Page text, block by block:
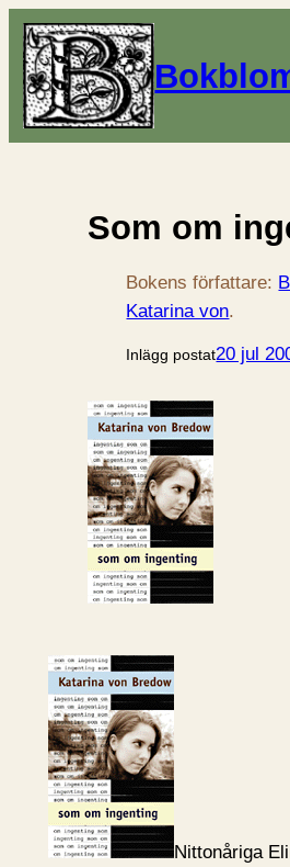
Som om
Bokens författare:
Katarina von.
Inlägg postat20 jul
Nittonåriga